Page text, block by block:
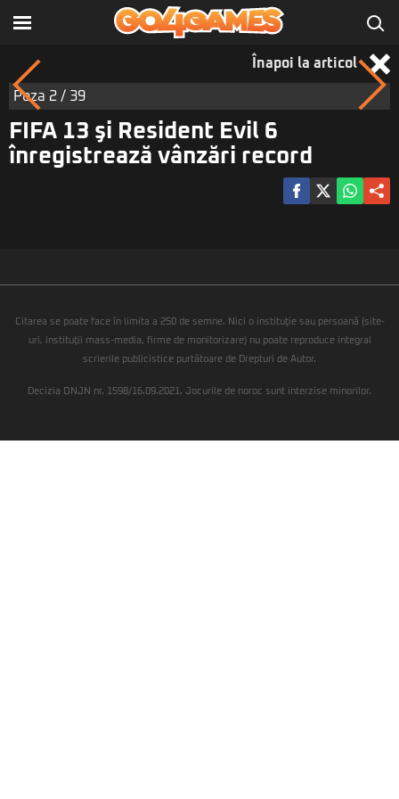
Înapoi la articol
Poza 2 / 39
FIFA 13 şi Resident Evil 6
înregistrează vânzări record
Citarea se poate face în limita a 250 de semne. Nici o instituţie sau persoană (site-
uri, instituţii mass-media, firme de monitorizare) nu poate reproduce integral
scrierile publicistice purtătoare de Drepturi de Autor.
Decizia ONJN nr. 1598/16.09.2021. Jocurile de noroc sunt interzise minorilor.